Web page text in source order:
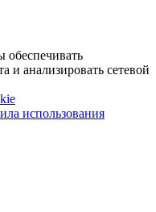
и анализировать сетевой
использования